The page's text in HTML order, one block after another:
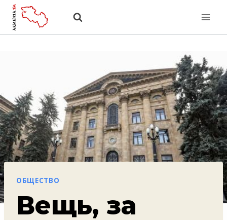
Перейти
ОБЩЕСТВО
Вещь, за